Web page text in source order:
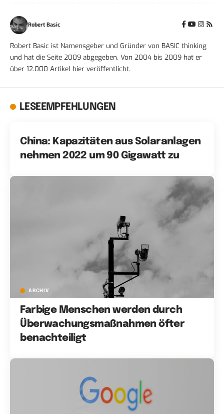
Robert Basic
Robert Basic ist Namensgeber und Gründer von BASIC thinking
und hat die Seite 2009 abgegeben. Von 2004 bis 2009 hat er
über 12.000 Artikel hier veröffentlicht.
LESEEMPFEHLUNGEN
China: Kapazitäten aus Solaranlagen
nehmen 2022 um 90 Gigawatt zu
ARCHIV
Farbige Menschen werden durch
Überwachungsmaßnahmen öfter
benachteiligt